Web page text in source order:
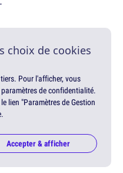
choix de cookies
Pour l'afficher, vous
de confidentialité.
lien "Paramètres de Gestion
Accepter & afficher